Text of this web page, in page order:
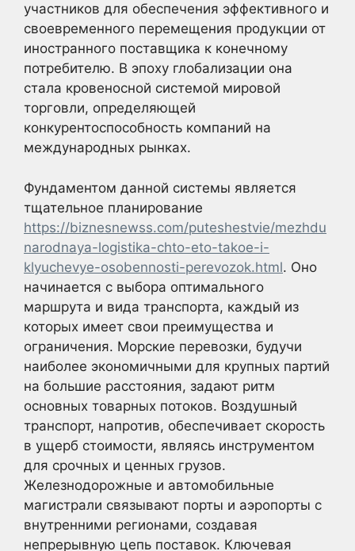
участников для обеспечения эффективного и
своевременного перемещения продукции от
иностранного поставщика к конечному
потребителю. В эпоху глобализации она
стала кровеносной системой мировой
торговли, определяющей
конкурентоспособность компаний на
международных рынках.
Фундаментом данной системы является
тщательное планирование
https://biznesnewss.com/puteshestvie/mezhdu
narodnaya-logistika-chto-eto-takoe-i-
klyuchevye-osobennosti-perevozok.html. Оно
начинается с выбора оптимального
маршрута и вида транспорта, каждый из
которых имеет свои преимущества и
ограничения. Морские перевозки, будучи
наиболее экономичными для крупных партий
на большие расстояния, задают ритм
основных товарных потоков. Воздушный
транспорт, напротив, обеспечивает скорость
в ущерб стоимости, являясь инструментом
для срочных и ценных грузов.
Железнодорожные и автомобильные
магистрали связывают порты и аэропорты с
внутренними регионами, создавая
непрерывную цепь поставок. Ключевая